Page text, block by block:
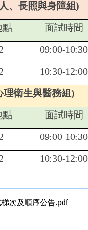
、長照與身障組)
點 面試時間
09:00-10:30
10:30-12:00
理衛生與醫務組)
點 面試時間
09:00-10:30
10:30-12:00
次及順序公告.pdf